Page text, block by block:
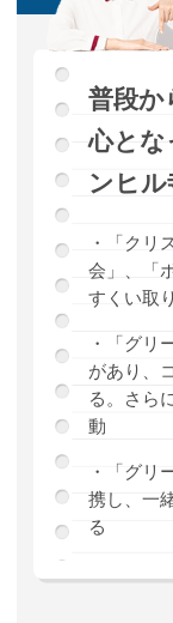
普段か
心とな
ンヒル
・「クリ
会」、「
すくい取
・「グリ
があり、
る。さら
動
・「グリ
携し、一
る